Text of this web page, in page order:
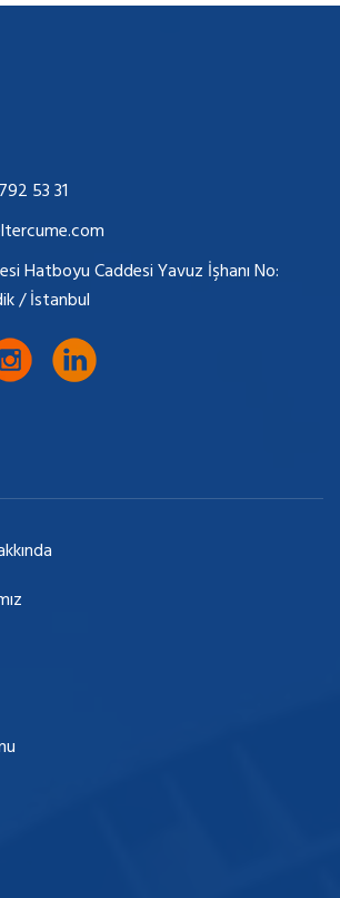
53 31
Hatboyu Caddesi Yavuz İşhanı No:
/ İstanbul